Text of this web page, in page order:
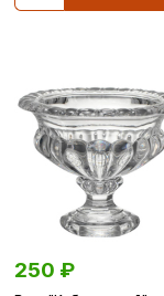
250 ₽